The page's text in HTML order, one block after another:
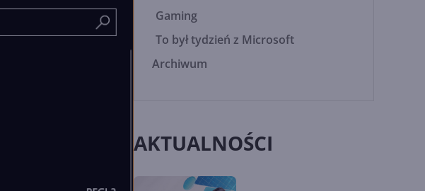
Gaming
To był tydzień z Microsoft
Archiwum
AKTUALNOŚCI